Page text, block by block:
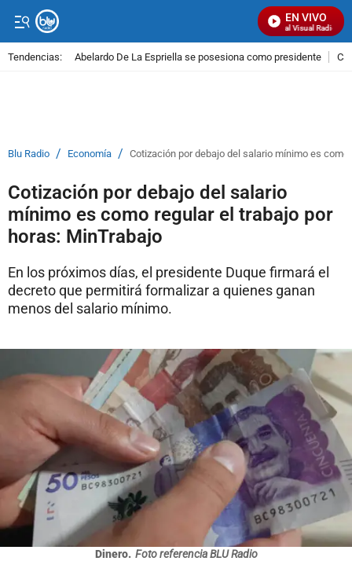
EN VIVO
Señal Visual Radio
Tendencias: Abelardo De La Espriella se posesiona como presidente
Blu Radio / Economía / Cotización por debajo del salario mínimo es
Cotización por debajo del salario
mínimo es como regular el trabajo por
horas: MinTrabajo
En los próximos días, el presidente Duque firmará el
decreto que permitirá formalizar a quienes ganan
menos del salario mínimo.
Dinero. Foto referencia BLU Radio